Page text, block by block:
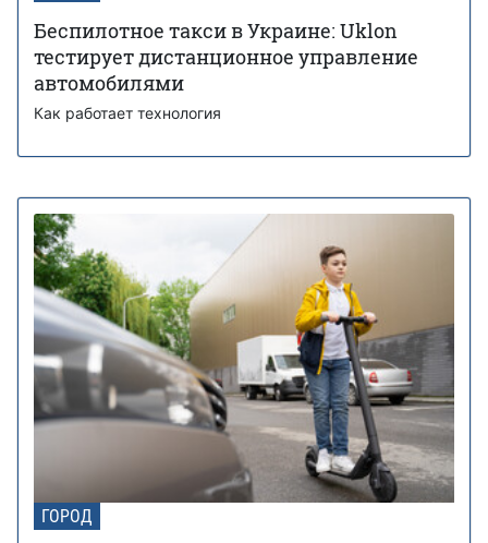
Беспилотное такси в Украине: Uklon
тестирует дистанционное управление
автомобилями
Как работает технология
ГОРОД